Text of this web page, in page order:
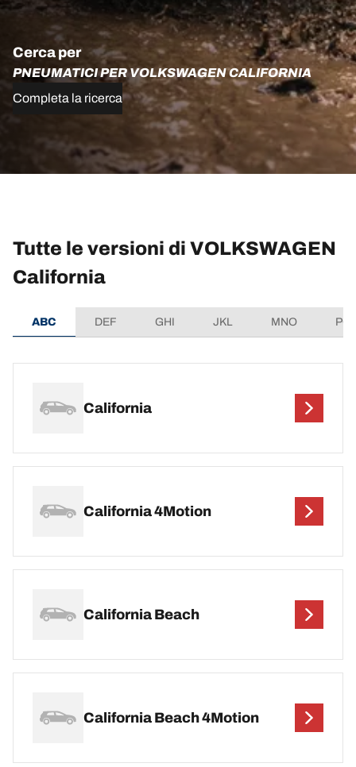
Cerca per
PNEUMATICI PER VOLKSWAGEN CALIFORNIA
Completa la ricerca
Tutte le versioni di VOLKSWAGEN
California
ABC DEF GHI JKL MNO
California
California 4Motion
California Beach
California Beach 4Motion